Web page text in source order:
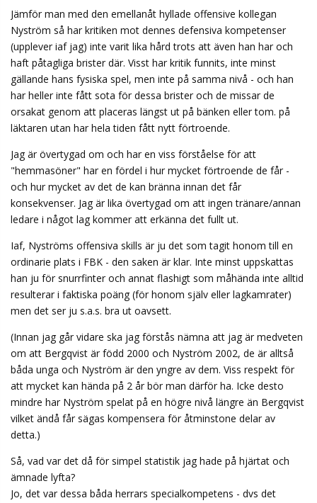
Jämför man med den emellanåt hyllade offensive kollegan
Nyström så har kritiken mot dennes defensiva kompetenser
(upplever iaf jag) inte varit lika hård trots att även han har och
haft påtagliga brister där. Visst har kritik funnits, inte minst
gällande hans fysiska spel, men inte på samma nivå - och han
har heller inte fått sota för dessa brister och de missar de
orsakat genom att placeras längst ut på bänken eller tom. på
läktaren utan har hela tiden fått nytt förtroende.
Jag är övertygad om och har en viss förståelse för att
"hemmasöner" har en fördel i hur mycket förtroende de får -
och hur mycket av det de kan bränna innan det får
konsekvenser. Jag är lika övertygad om att ingen tränare/annan
ledare i något lag kommer att erkänna det fullt ut.
Iaf, Nyströms offensiva skills är ju det som tagit honom till en
ordinarie plats i FBK - den saken är klar. Inte minst uppskattas
han ju för snurrfinter och annat flashigt som måhända inte alltid
resulterar i faktiska poäng (för honom själv eller lagkamrater)
men det ser ju s.a.s. bra ut oavsett.
(Innan jag går vidare ska jag förstås nämna att jag är medveten
om att Bergqvist är född 2000 och Nyström 2002, de är alltså
båda unga och Nyström är den yngre av dem. Viss respekt för
att mycket kan hända på 2 år bör man därför ha. Icke desto
mindre har Nyström spelat på en högre nivå längre än Bergqvist
vilket ändå får sägas kompensera för åtminstone delar av
detta.)
Så, vad var det då för simpel statistik jag hade på hjärtat och
ämnade lyfta?
Jo, det var dessa båda herrars specialkompetens - dvs det